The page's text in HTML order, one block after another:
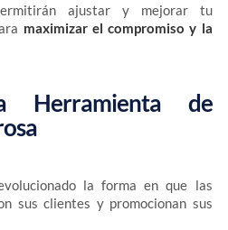
ajustar y mejorar tu
maximizar el compromiso y la
Herramienta de
la forma en que las
sus clientes y promocionan sus